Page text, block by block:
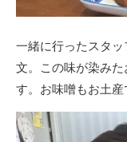
一緒に行ったスタ
文。この味が染み
す。お味噌もお土産